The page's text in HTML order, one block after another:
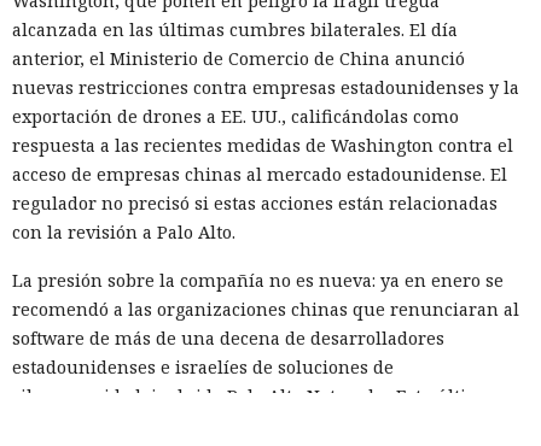
alcanzada en las últimas cumbres bilaterales. El día
anterior, el Ministerio de Comercio de China anunció
nuevas restricciones contra empresas estadounidenses y la
exportación de drones a EE. UU., calificándolas como
respuesta a las recientes medidas de Washington contra el
acceso de empresas chinas al mercado estadounidense. El
regulador no precisó si estas acciones están relacionadas
con la revisión a Palo Alto.
La presión sobre la compañía no es nueva: ya en enero se
recomendó a las organizaciones chinas que renunciaran al
software de más de una decena de desarrolladores
estadounidenses e israelíes de soluciones de
ciberseguridad, incluida Palo Alto Networks. Esta última,